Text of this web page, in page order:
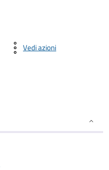
Vedi azioni